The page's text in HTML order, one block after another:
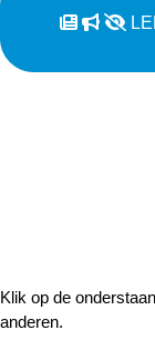
Klik op de
anderen.